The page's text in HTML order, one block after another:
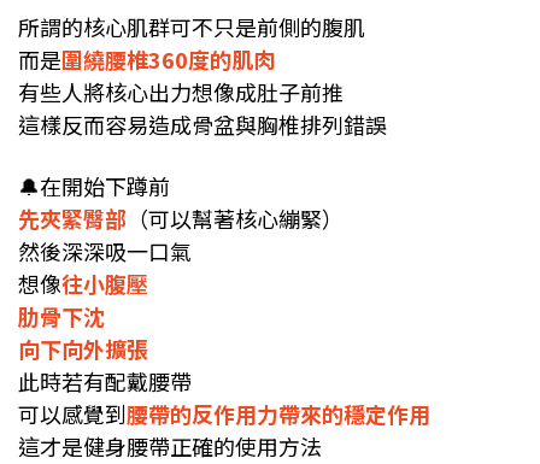
所謂的核心肌群可不只是前側的腹肌
而是圍繞腰椎360度的肌肉
有些人將核心出力想像成肚子前推
這樣反而容易造成骨盆與胸椎排列錯誤
🔔在開始下蹲前
先夾緊臀部 （可以幫著核心繃緊）
然後深深吸一口氣
想像往小腹壓
肋骨下沈
向下向外擴張
此時若有配戴腰帶
可以感覺到腰帶的反作用力帶來的穩定作用
這才是健身腰帶正確的使用方法